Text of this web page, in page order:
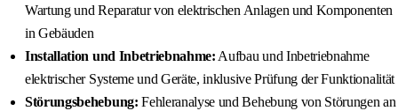
Wartung und Reparatur von elektrischen Anlagen und Komponenten
in Gebäuden
Installation und Inbetriebnahme: Aufbau und Inbetriebnahme
elektrischer Systeme und Geräte, inklusive Prüfung der Funktionalität
Störungsbehebung: Fehleranalyse und Behebung von Störungen an